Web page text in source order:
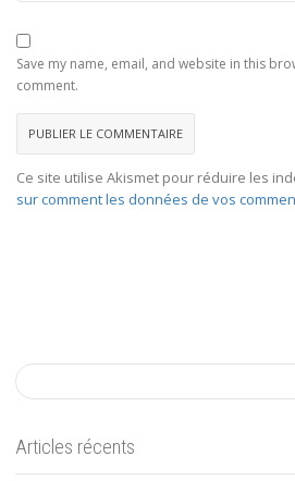
Save my name, email, and website in this
comment.
Ce site utilise Akismet pour réduire les
sur comment les données de vos
Articles récents